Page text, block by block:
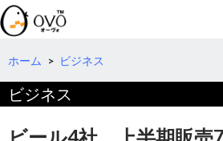
検
索
コ
テ
へ
ホーム > ビジネス
ビジネス